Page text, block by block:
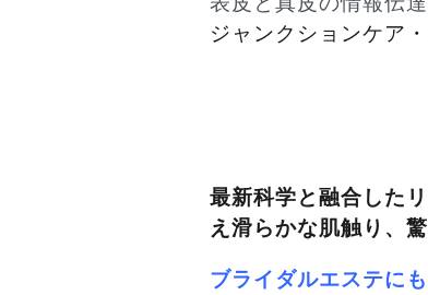
ジャンクションケア
最新科学と融合した
え滑らかな肌触り、
ブライダルエステに